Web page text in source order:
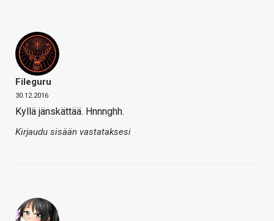
Fileguru
30.12.2016
Kyllä jänskättää. Hnnnghh.
Kirjaudu sisään vastataksesi